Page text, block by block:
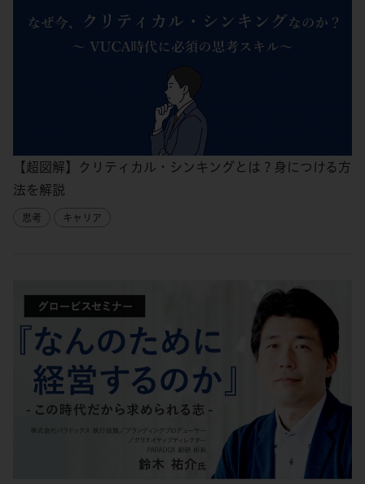
【超図解】クリティカル・シンキングとは？身につける方
法を解説
思考 キャリア